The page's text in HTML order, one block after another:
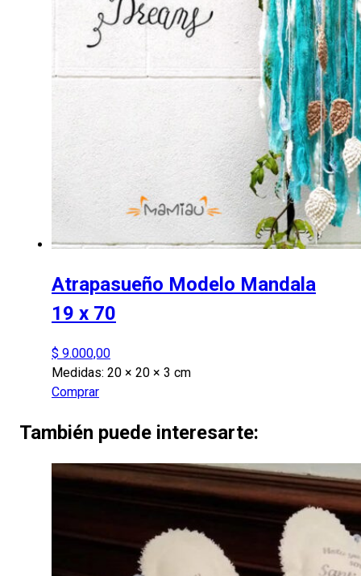
Atrapasueño Modelo Mandala
19 x 70
$ 9.000,00
Medidas: 20 × 20 × 3 cm
Comprar
También puede interesarte: